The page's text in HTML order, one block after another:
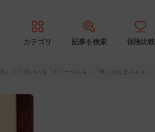
カテゴリ 記事を検索 保険比較
に７万いいね「ホラーやんｗ」「笑いが止まらんｗ」